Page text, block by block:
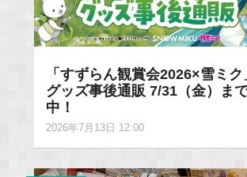
「すずらん観賞会2026×雪ミ
グッズ事後通販 7/31（金）ま
中！
2026年7月13日 12:00